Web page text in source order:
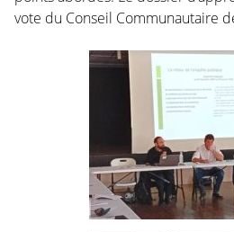
vote du Conseil Communautaire